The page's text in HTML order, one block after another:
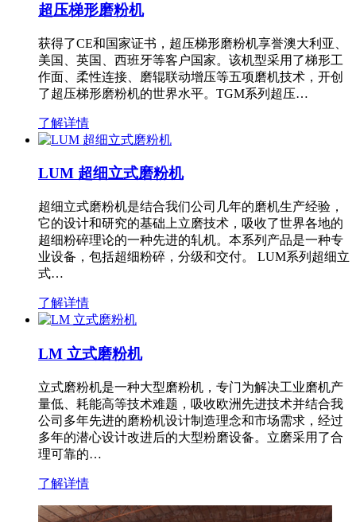
超压梯形磨粉机
获得了CE和国家证书，超压梯形磨粉机享誉澳大利亚、
美国、英国、西班牙等客户国家。该机型采用了梯形工
作面、柔性连接、磨辊联动增压等五项磨机技术，开创
了超压梯形磨粉机的世界水平。TGM系列超压…
了解详情
LUM 超细立式磨粉机
超细立式磨粉机是结合我们公司几年的磨机生产经验，
它的设计和研究的基础上立磨技术，吸收了世界各地的
超细粉碎理论的一种先进的轧机。本系列产品是一种专
业设备，包括超细粉碎，分级和交付。 LUM系列超细立
式…
了解详情
LM 立式磨粉机
立式磨粉机是一种大型磨粉机，专门为解决工业磨机产
量低、耗能高等技术难题，吸收欧洲先进技术并结合我
公司多年先进的磨粉机设计制造理念和市场需求，经过
多年的潜心设计改进后的大型粉磨设备。立磨采用了合
理可靠的…
了解详情